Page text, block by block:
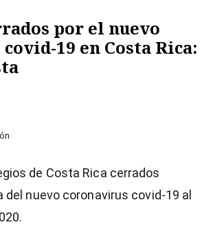
por el nuevo
19 en Costa Rica:
de Costa Rica cerrados
del nuevo coronavirus covid-19 al